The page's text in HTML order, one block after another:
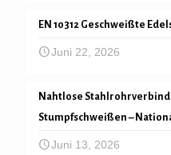
EN 10312 Geschweißte
Juni 22, 2026
Nahtlose
Stumpfschweißen –
Juni 13, 2026